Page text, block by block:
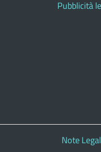
Pubblicità
Note